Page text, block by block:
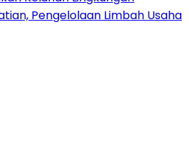
Pengelolaan Limbah Usaha